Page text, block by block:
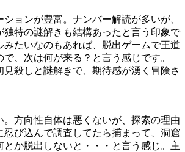
ションが豊富。ナンバー解読が多いが、
独特の謎解きも結構あったと言う印象で
みたいなのもあれば、脱出ゲームで王道
、次は何が来る？と言う感じです。
見殺しと謎解きで、期待感が湧く冒険さ
。方向性自体は悪くないが、探索の理由
忍び込んで調査してたら捕まって、洞窟
とか脱出しないと・・・と言う感じ。主